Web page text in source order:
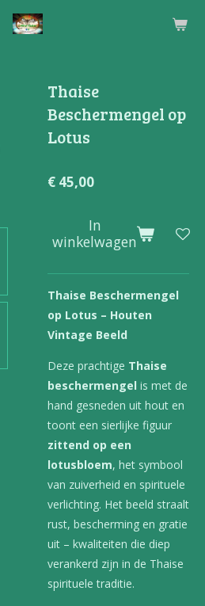
Thaise
Beschermengel op
Lotus
€ 45,00
In
winkelwagen
Thaise Beschermengel
op Lotus – Houten
Vintage Beeld
Deze prachtige Thaise
beschermengel is met de
hand gesneden uit hout en
toont een sierlijke figuur
zittend op een
lotusbloem, het symbool
van zuiverheid en spirituele
verlichting. Het beeld straalt
rust, bescherming en gratie
uit – kwaliteiten die diep
verankerd zijn in de Thaise
spirituele traditie.